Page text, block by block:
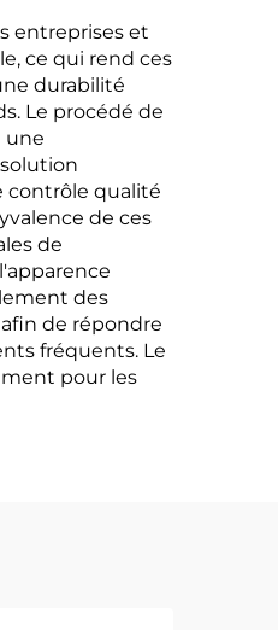
entreprises et
ce qui rend ces
durabilité
Le procédé de
une
contrôle qualité
de ces
de
des
de répondre
fréquents. Le
pour les